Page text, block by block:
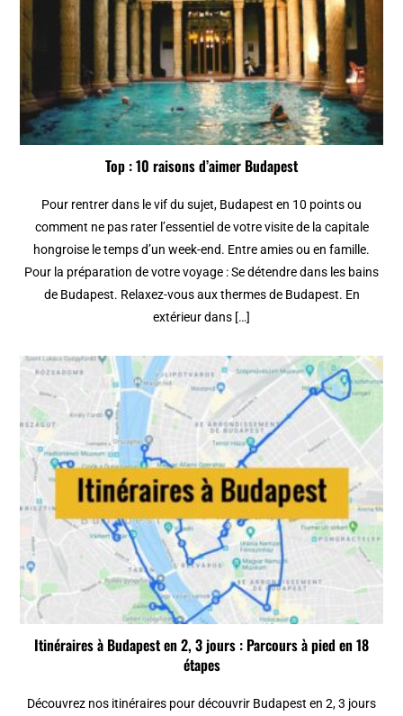
Top : 10 raisons d’aimer Budapest
Pour rentrer dans le vif du sujet, Budapest en 10 points ou
comment ne pas rater l’essentiel de votre visite de la capitale
hongroise le temps d’un week-end. Entre amies ou en famille.
Pour la préparation de votre voyage : Se détendre dans les bains
de Budapest. Relaxez-vous aux thermes de Budapest. En
extérieur dans […]
Itinéraires à Budapest en 2, 3 jours : Parcours à pied en 18
étapes
Découvrez nos itinéraires pour découvrir Budapest en 2, 3 jours